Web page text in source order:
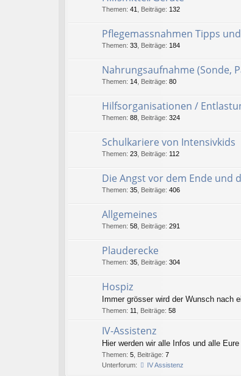
Themen: 41, Beiträge: 132
Pflegemassnahmen Tipps
Themen: 33, Beiträge: 184
Nahrungsaufnahme (Sonde,
Themen: 14, Beiträge: 80
Hilfsorganisationen /
Themen: 88, Beiträge: 324
Schulkariere von Intensivkids
Themen: 23, Beiträge: 112
Die Angst vor dem Ende und
Themen: 35, Beiträge: 406
Allgemeines
Themen: 58, Beiträge: 291
Plauderecke
Themen: 35, Beiträge: 304
Hospiz
Immer grösser wird der Wunsch nach
Themen: 11, Beiträge: 58
IV-Assistenz
Hier werden wir alle Infos und alle
Themen: 5, Beiträge: 7
Unterforum:
IV Assistenz